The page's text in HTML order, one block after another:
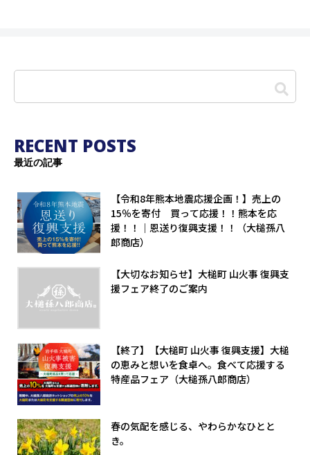
RECENT POSTS
最近の記事
【令和8年熊本地震応援企画！】売上の
15％を寄付 買って応援！！熊本を応
援！！｜恩送り復興支援！！（大槌孫八
郎商店）
【大切なお知らせ】大槌町 山火事 復興支
援フェア終了のご案内
【終了】【大槌町 山火事 復興支援】大槌
の恵みと想いを食卓へ。食べて応援する
特産品フェア（大槌孫八郎商店）
春の気配を感じる、やわらかなひとと
き。